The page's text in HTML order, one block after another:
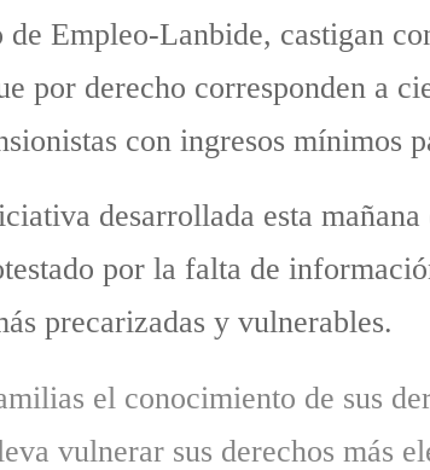
de Empleo-Lanbide, castigan
por derecho corresponden a
con ingresos mínimos
desarrollada esta
por la falta de
precarizadas y vulnerables.
el conocimiento de sus
vulnerar sus derechos más